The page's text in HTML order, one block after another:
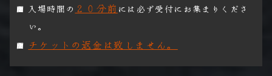
入場時間の ２０分前 には必ず受付にお集まりくださ
い。
チケットの返金は致しません。